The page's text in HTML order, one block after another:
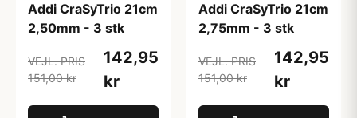
Addi CraSyTrio 21cm
2,50mm - 3 stk
VEJL. PRIS
151,00 kr
142,95
kr
Addi CraSyTrio 21cm
2,75mm - 3 stk
VEJL. PRIS
151,00 kr
142,95
kr